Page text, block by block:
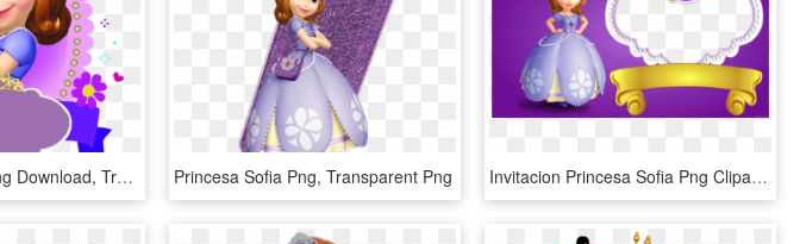
Princesa Sofia , Png Download, Transparent Png Princesa Sofia Png, Transparent Png Invitacion Princesa Sofia Png Clipart Convite Birthday, Transparent Png